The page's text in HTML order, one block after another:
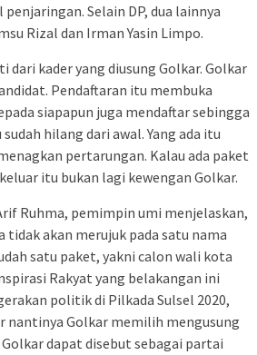
Selain DP, dua lainnya
Rizal dan Irman Yasin Limpo.
dari kader yang diusung Golkar. Golkar
Pendaftaran itu membuka
siapapun juga mendaftar sebingga
hilang dari awal. Yang ada itu
pertarungan. Kalau ada paket
itu bukan lagi kewengan Golkar.
Ruhma, pemimpin umi menjelaskan,
akan merujuk pada satu nama
satu paket, yakni calon wali kota
Rakyat yang belakangan ini
politik di Pilkada Sulsel 2020,
nantinya Golkar memilih mengusung
dapat disebut sebagai partai